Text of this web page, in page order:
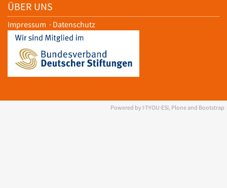
ÜBER UNS
Impressum · Datenschutz
Powered by I·T·YOU·ESI, Plone and Bootstrap